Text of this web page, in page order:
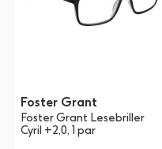
Foster Grant
Foster Grant Lesebriller
Cyril +2,0, 1 par